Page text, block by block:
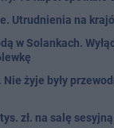
Utrudnienia na
w Solankach.
Nie żyje były
zł. na salę